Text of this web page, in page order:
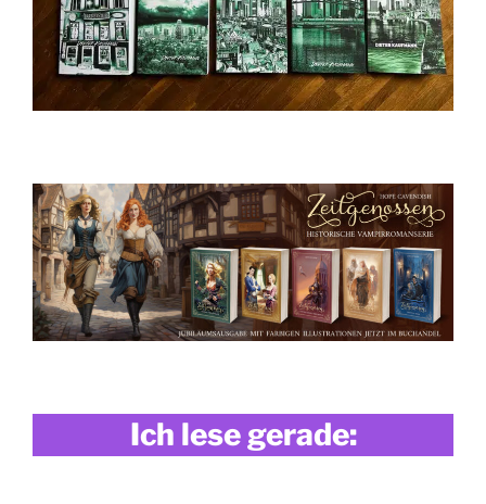
Ich lese gerade: